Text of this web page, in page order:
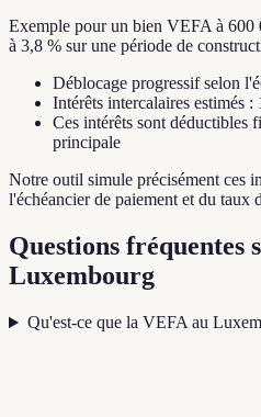
Exemple pour un bien VEFA à 600
à 3,8 % sur une période de
Déblocage progressif selon
Intérêts intercalaires estimés
Ces intérêts sont déductibles
principale
Notre outil simule précisément ces
l'échéancier de paiement et du taux
Questions fréquentes
Luxembourg
Qu'est-ce que la VEFA au